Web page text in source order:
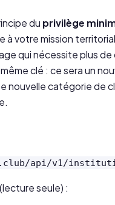
du privilège
à votre mission
qui nécessite plus
clé : ce sera un
nouvelle catégorie de
api/v1/
(lecture seule) :